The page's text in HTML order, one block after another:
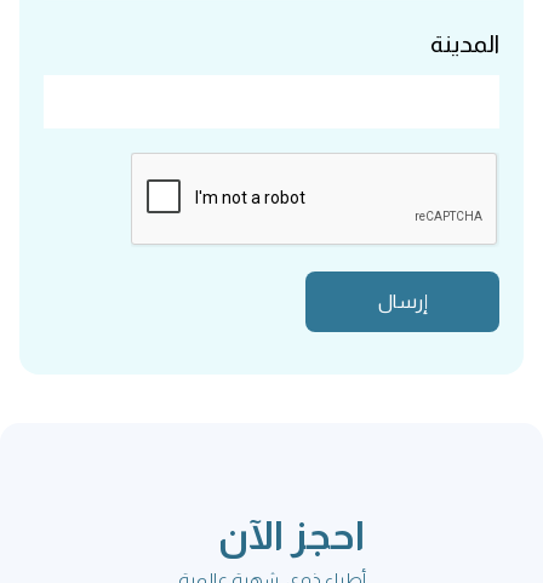
المدينة
احجز الآن